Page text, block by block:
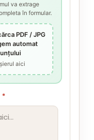
va extrage
în formular.
PDF / JPG
automat
aici
*